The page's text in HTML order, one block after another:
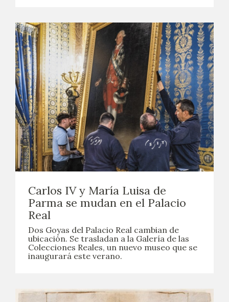
Carlos IV y María Luisa de
Parma se mudan en el Palacio
Real
Dos Goyas del Palacio Real cambian de
ubicación. Se trasladan a la Galería de las
Colecciones Reales, un nuevo museo que se
inaugurará este verano.